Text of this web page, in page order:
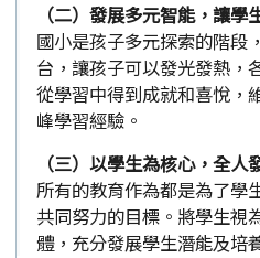
（二）發展多元智能，讓
國小是孩子多元探索的階段
台，讓孩子可以發光發熱，
從學習中得到成就和喜悅，
峰學習經驗。
（三）以學生為核心，全人
所有的教育作為都是為了學
共同努力的目標。將學生視
體，充分發展學生潛能及培